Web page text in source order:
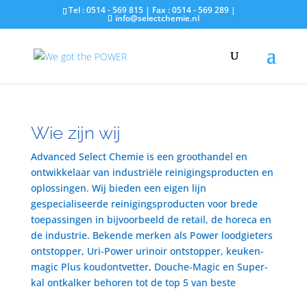
Tel : 0514 - 569 815 | Fax : 0514 - 569 289 |
info@selectchemie.nl
Wie zijn wij
Advanced Select Chemie is een groothandel en
ontwikkelaar van industriële reinigingsproducten en
oplossingen. Wij bieden een eigen lijn
gespecialiseerde reinigingsproducten voor brede
toepassingen in bijvoorbeeld de retail, de horeca en
de industrie. Bekende merken als Power loodgieters
ontstopper, Uri-Power urinoir ontstopper, keuken-
magic Plus koudontvetter, Douche-Magic en Super-
kal ontkalker behoren tot de top 5 van beste